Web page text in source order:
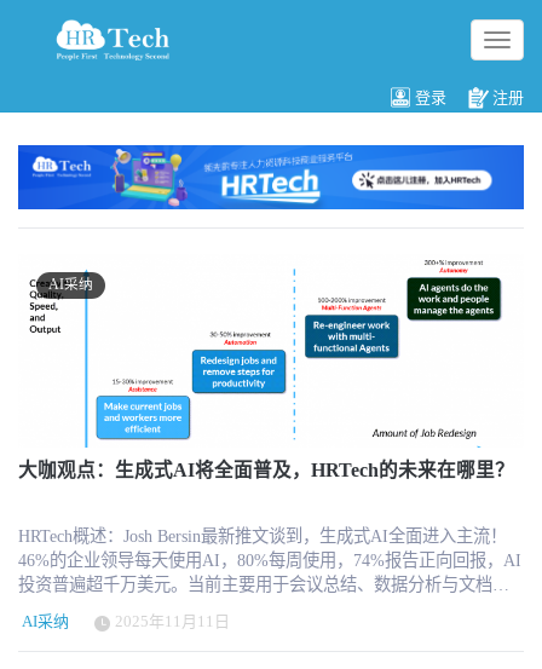
切
换
航
登录 注册
AI采纳
大咖观点：生成式AI将全面普及，HRTech的未来在哪里？
HRTech概述：Josh Bersin最新推文谈到，生成式AI全面进入主流！
46%的企业领导每天使用AI，80%每周使用，74%报告正向回报，AI
投资普遍超千万美元。当前主要用于会议总结、数据分析与文档撰
写，但AI正在从“个人助理”升级为“多功能智能体”。IBM Ask HR 与
Galileo 等系统正在成为企业的数字伙伴。未来，AI Agent 将具备记
忆与个性，并通过数据治理实现跨系统协作。AI不会取代工作，而
AI采纳 2025年11月11日